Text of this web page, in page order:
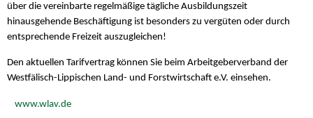
über die vereinbarte regelmäßige tägliche Ausbildungszeit
hinausgehende Beschäftigung ist besonders zu vergüten oder durch
entsprechende Freizeit auszugleichen!
Den aktuellen Tarifvertrag können Sie beim Arbeitgeberverband der
Westfälisch-Lippischen Land- und Forstwirtschaft e.V. einsehen.
www.wlav.de